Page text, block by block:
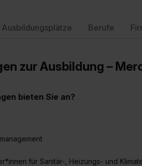
Berufe
zur Ausbildung –
bieten Sie an?
für Sanitär-, Heizungs- und